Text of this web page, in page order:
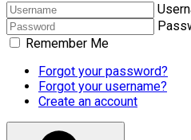
Remember Me
Forgot your password?
Forgot your username?
Create an account